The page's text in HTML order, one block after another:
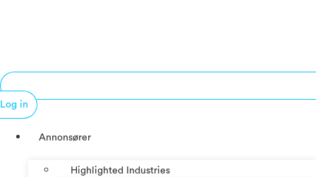
Log in
Annonsører
Highlighted Industries